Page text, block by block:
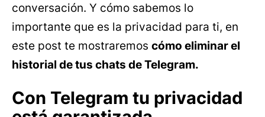
conversación. Y cómo sabemos lo
importante que es la privacidad para ti, en
este post te mostraremos cómo eliminar el
historial de tus chats de Telegram.
Con Telegram tu privacidad